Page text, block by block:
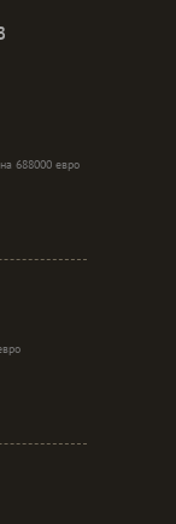
688000 евро